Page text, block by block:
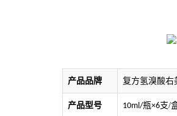
产品品牌 复方氢溴酸右
产品型号 10ml/瓶×6支/